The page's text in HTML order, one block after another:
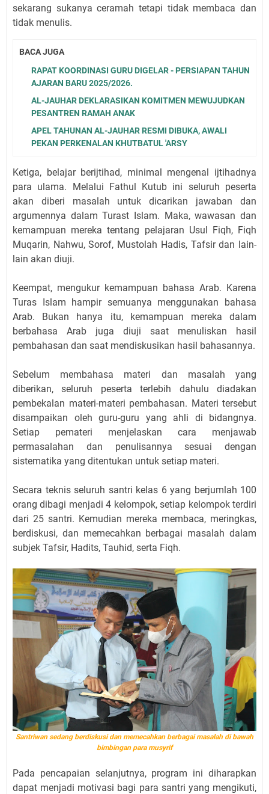
sekarang sukanya ceramah tetapi tidak membaca dan
tidak menulis.
BACA JUGA
RAPAT KOORDINASI GURU DIGELAR - PERSIAPAN TAHUN
AJARAN BARU 2025/2026.
AL-JAUHAR DEKLARASIKAN KOMITMEN MEWUJUDKAN
PESANTREN RAMAH ANAK
APEL TAHUNAN AL-JAUHAR RESMI DIBUKA, AWALI
PEKAN PERKENALAN KHUTBATUL 'ARSY
Ketiga, belajar berijtihad, minimal mengenal ijtihadnya
para ulama. Melalui Fathul Kutub ini seluruh peserta
akan diberi masalah untuk dicarikan jawaban dan
argumennya dalam Turast Islam. Maka, wawasan dan
kemampuan mereka tentang pelajaran Usul Fiqh, Fiqh
Muqarin, Nahwu, Sorof, Mustolah Hadis, Tafsir dan lain-
lain akan diuji.
Keempat, mengukur kemampuan bahasa Arab. Karena
Turas Islam hampir semuanya menggunakan bahasa
Arab. Bukan hanya itu, kemampuan mereka dalam
berbahasa Arab juga diuji saat menuliskan hasil
pembahasan dan saat mendiskusikan hasil bahasannya.
Sebelum membahasa materi dan masalah yang
diberikan, seluruh peserta terlebih dahulu diadakan
pembekalan materi-materi pembahasan. Materi tersebut
disampaikan oleh guru-guru yang ahli di bidangnya.
Setiap pemateri menjelaskan cara menjawab
permasalahan dan penulisannya sesuai dengan
sistematika yang ditentukan untuk setiap materi.
Secara teknis seluruh santri kelas 6 yang berjumlah 100
orang dibagi menjadi 4 kelompok, setiap kelompok terdiri
dari 25 santri. Kemudian mereka membaca, meringkas,
berdiskusi, dan memecahkan berbagai masalah dalam
subjek Tafsir, Hadits, Tauhid, serta Fiqh.
Santriwan sedang berdiskusi dan memecahkan berbagai masalah di bawah
bimbingan para musyrif
Pada pencapaian selanjutnya, program ini diharapkan
dapat menjadi motivasi bagi para santri yang mengikuti,